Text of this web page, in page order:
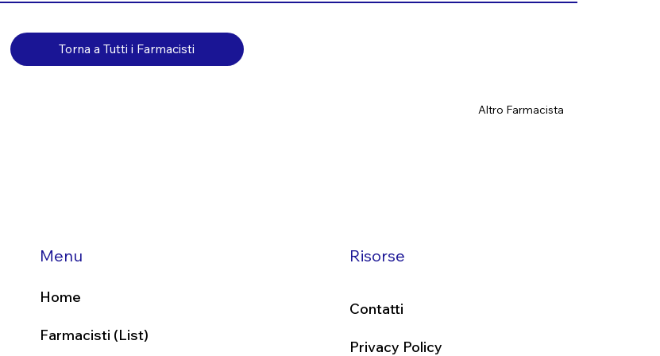
Torna a Tutti i Farmacisti
Altro Farmacista
Menu
Home
Farmacisti (List)
Risorse
Contatti
Privacy Policy